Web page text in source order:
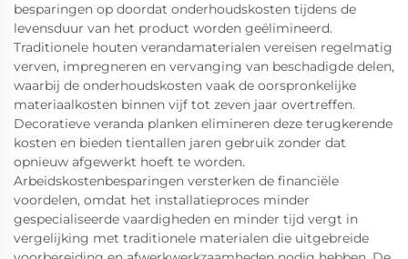
besparingen op doordat onderhoudskosten tijdens de
levensduur van het product worden geëlimineerd.
Traditionele houten verandamaterialen vereisen regelmatig
verven, impregneren en vervanging van beschadigde delen,
waarbij de onderhoudskosten vaak de oorspronkelijke
materiaalkosten binnen vijf tot zeven jaar overtreffen.
Decoratieve veranda planken elimineren deze terugkerende
kosten en bieden tientallen jaren gebruik zonder dat
opnieuw afgewerkt hoeft te worden.
Arbeidskostenbesparingen versterken de financiële
voordelen, omdat het installatieproces minder
gespecialiseerde vaardigheden en minder tijd vergt in
vergelijking met traditionele materialen die uitgebreide